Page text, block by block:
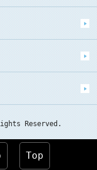
Reserved.
Top